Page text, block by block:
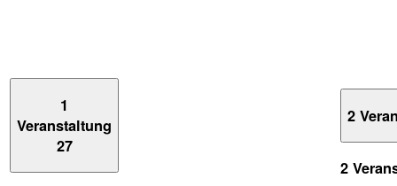
1
Veranstaltung
27
2
2